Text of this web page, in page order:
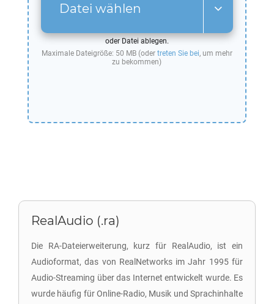
Datei wählen
oder Datei ablegen.
Maximale Dateigröße: 50 MB (oder treten Sie bei, um mehr
zu bekommen)
RealAudio (.ra)
Die RA-Dateierweiterung, kurz für RealAudio, ist ein
Audioformat, das von RealNetworks im Jahr 1995 für
Audio-Streaming über das Internet entwickelt wurde. Es
wurde häufig für Online-Radio, Musik und Sprachinhalte